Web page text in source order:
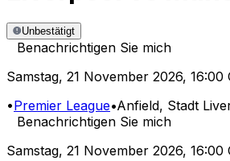
Unbestätigt
Benachrichtigen Sie mich
Samstag, 21 November 2026, 16:00
•Premier League•Anfield, Stadt
Benachrichtigen Sie mich
Samstag, 21 November 2026, 16:00